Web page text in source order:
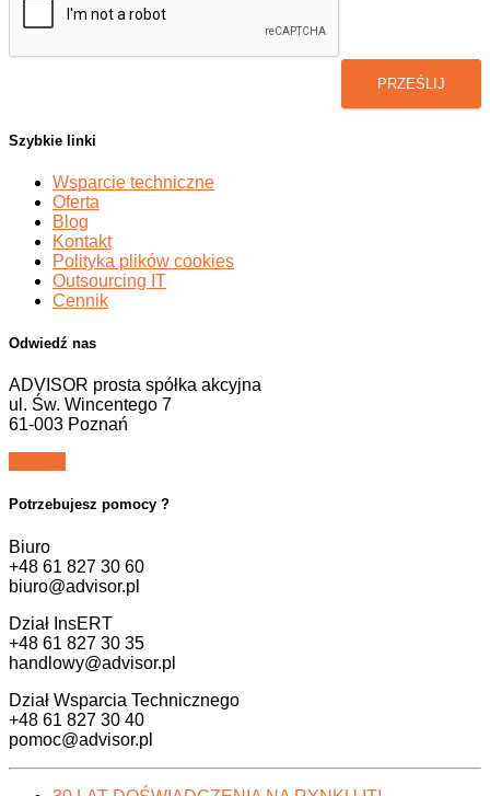
PRZEŚLIJ
Szybkie linki
Wsparcie techniczne
Oferta
Blog
Kontakt
Polityka plików cookies
Outsourcing IT
Cennik
Odwiedź nas
ADVISOR prosta spółka akcyjna
ul. Św. Wincentego 7
61-003 Poznań
Potrzebujesz pomocy ?
Biuro
+48 61 827 30 60
biuro@advisor.pl
Dział InsERT
+48 61 827 30 35
handlowy@advisor.pl
Dział Wsparcia Technicznego
+48 61 827 30 40
pomoc@advisor.pl